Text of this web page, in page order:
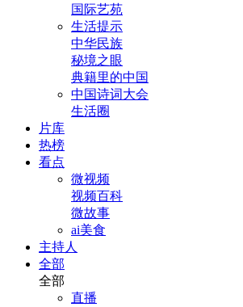
国际艺苑
生活提示
中华民族
秘境之眼
典籍里的中国
中国诗词大会
生活圈
片库
热榜
看点
微视频
视频百科
微故事
ai美食
主持人
全部
全部
直播